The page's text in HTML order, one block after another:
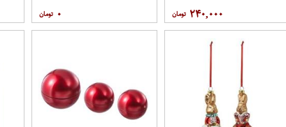
۲۴۰,۰۰۰ ۰